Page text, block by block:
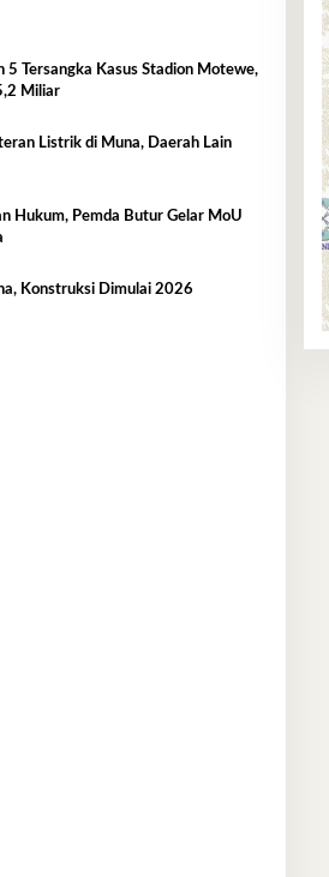
5 Tersangka Kasus Stadion Motewe,
Miliar
Listrik di Muna, Daerah Lain
Hukum, Pemda Butur Gelar MoU
Jembatan Buton-Muna, Konstruksi Dimulai 2026